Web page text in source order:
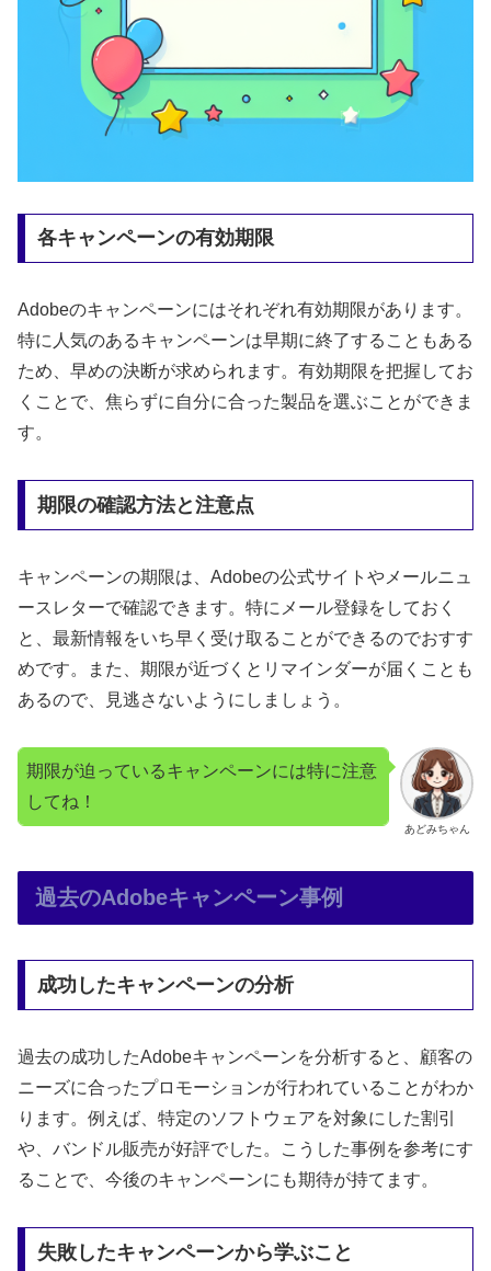
各キャンペーンの有効期限
Adobeのキャンペーンにはそれぞれ有効期限があります。
特に人気のあるキャンペーンは早期に終了することもある
ため、早めの決断が求められます。有効期限を把握してお
くことで、焦らずに自分に合った製品を選ぶことができま
す。
期限の確認方法と注意点
キャンペーンの期限は、Adobeの公式サイトやメールニュ
ースレターで確認できます。特にメール登録をしておく
と、最新情報をいち早く受け取ることができるのでおすす
めです。また、期限が近づくとリマインダーが届くことも
あるので、見逃さないようにしましょう。
あどみちゃん
期限が迫っているキャンペーンには特に注意
してね！
過去のAdobeキャンペーン事例
成功したキャンペーンの分析
過去の成功したAdobeキャンペーンを分析すると、顧客の
ニーズに合ったプロモーションが行われていることがわか
ります。例えば、特定のソフトウェアを対象にした割引
や、バンドル販売が好評でした。こうした事例を参考にす
ることで、今後のキャンペーンにも期待が持てます。
失敗したキャンペーンから学ぶこと